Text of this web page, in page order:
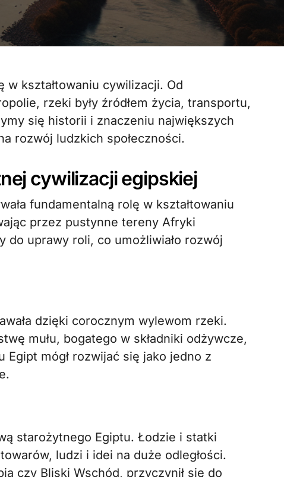
rzeki były źródłem życia, transportu,
się historii i znaczeniu największych
rozwój ludzkich społeczności.
cywilizacji egipskiej
fundamentalną rolę w kształtowaniu
przez pustynne tereny Afryki
do uprawy roli, co umożliwiało rozwój
dzięki corocznym wylewom rzeki.
mułu, bogatego w składniki odżywcze,
Egipt mógł rozwijać się jako jedno z
starożytnego Egiptu. Łodzie i statki
ludzi i idei na duże odległości.
czy Bliski Wschód, przyczynił się do